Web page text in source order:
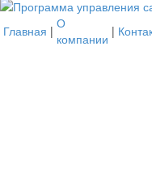
Главная | О
компании |